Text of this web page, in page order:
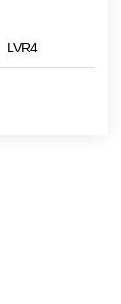
LVR4